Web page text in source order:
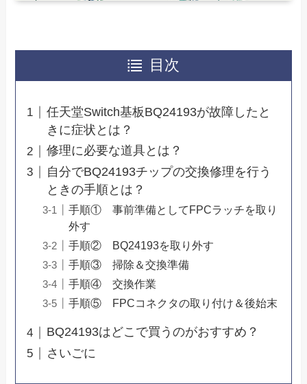
目次
任天堂Switch基板BQ24193が故障したと
きに症状とは？
修理に必要な道具とは？
自分でBQ24193チップの交換修理を行う
ときの手順とは？
手順① 事前準備としてFPCラッチを取り
外す
手順② BQ24193を取り外す
手順③ 掃除＆交換準備
手順④ 交換作業
手順⑤ FPCコネクタの取り付け＆後始末
BQ24193はどこで買うのがおすすめ？
さいごに